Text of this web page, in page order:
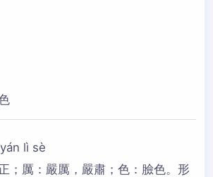
lì sè
；厲：嚴厲，嚴肅；色：臉色。形